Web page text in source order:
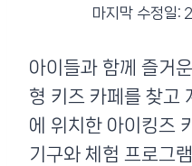
마지막 수정일:
아이들과 함께 즐거
형 키즈 카페를 찾고
에 위치한 아이킹즈
기구와 체험 프로그